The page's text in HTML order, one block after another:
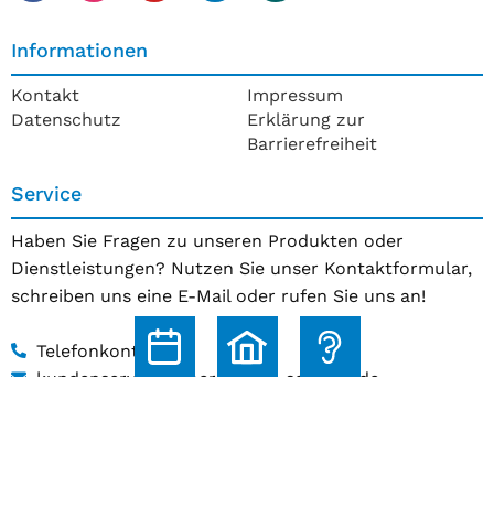
Informationen
Kontakt
Datenschutz
Impressum
Erklärung zur
Barrierefreiheit
Service
Haben Sie Fragen zu unseren Produkten oder
Dienstleistungen? Nutzen Sie unser Kontaktformular,
schreiben uns eine E-Mail oder rufen Sie uns an!
Telefonkontakt
kundenservice@hoerakustik-schmitz.de